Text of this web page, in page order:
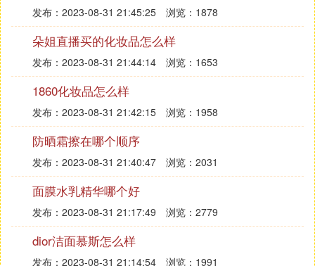
发布：2023-08-31 21:45:25 浏览：1878
朵姐直播买的化妆品怎么样
发布：2023-08-31 21:44:14 浏览：1653
1860化妆品怎么样
发布：2023-08-31 21:42:15 浏览：1958
防晒霜擦在哪个顺序
发布：2023-08-31 21:40:47 浏览：2031
面膜水乳精华哪个好
发布：2023-08-31 21:17:49 浏览：2779
dior洁面慕斯怎么样
发布：2023-08-31 21:14:54 浏览：1991